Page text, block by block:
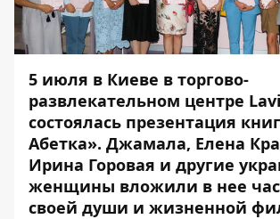
5 июля в Киеве в торгово-
развлекательном центре
состоялась презентация
Абетка». Джамала, Елена
Ирина Горовая и другие
женщины вложили в нее
своей души и жизненной